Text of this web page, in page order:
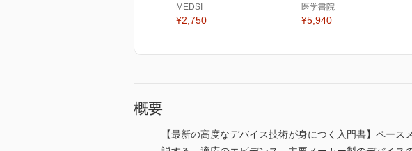
MEDSI
¥2,750
医学書院
¥5,940
概要
【最新の高度なデバイス技術が身につく入門書】ペー